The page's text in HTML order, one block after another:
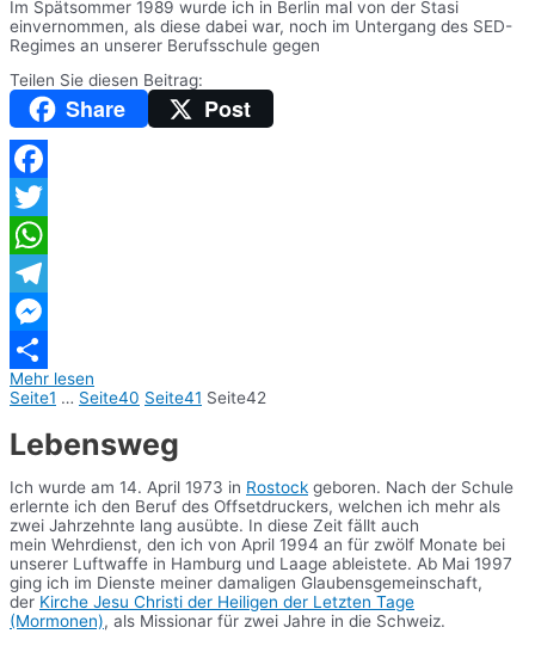
Im Spätsommer 1989 wurde ich in Berlin mal von der Stasi
einvernommen, als diese dabei war, noch im Untergang des SED-
Regimes an unserer Berufsschule gegen
Teilen Sie diesen Beitrag:
Share Post
Facebook
Twitter
WhatsApp
Telegram
Messenger
Teilen
Mehr lesen
Seite1 … Seite40 Seite41 Seite42
Lebensweg
Ich wurde am 14. April 1973 in Rostock geboren. Nach der Schule
erlernte ich den Beruf des Offsetdruckers, welchen ich mehr als
zwei Jahrzehnte lang ausübte. In diese Zeit fällt auch
mein Wehrdienst, den ich von April 1994 an für zwölf Monate bei
unserer Luftwaffe in Hamburg und Laage ableistete. Ab Mai 1997
ging ich im Dienste meiner damaligen Glaubensgemeinschaft,
der Kirche Jesu Christi der Heiligen der Letzten Tage
(Mormonen), als Missionar für zwei Jahre in die Schweiz.